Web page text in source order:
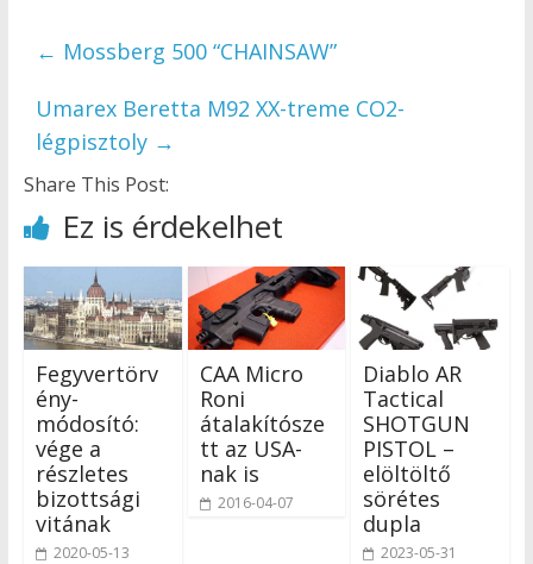
← Mossberg 500 “CHAINSAW”
Umarex Beretta M92 XX-treme CO2-
légpisztoly →
Share This Post:
Ez is érdekelhet
Fegyvertörv
ény-
módosító:
vége a
részletes
bizottsági
vitának
2020-05-13
CAA Micro
Roni
átalakítósze
tt az USA-
nak is
2016-04-07
Diablo AR
Tactical
SHOTGUN
PISTOL –
elöltöltő
sörétes
dupla
2023-05-31